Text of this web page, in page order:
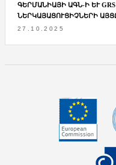
ԳԵՐՄԱՆԻԱՅԻ ԱԳՆ-Ի ԵՒ GRS
ԵՐԿԱՅԱՑՈՒՑԻՉՆԵՐԻ ԱՅՑԸ
27.10.2025